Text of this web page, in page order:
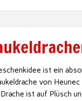
ist ein
von
ist auf Plüsch